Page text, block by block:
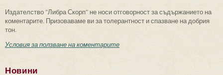
Издателство "Либра Скорп" не носи отговорност за съдържанието на
коментарите. Призоваваме ви за толерантност и спазване на добрия
тон.
Условия за ползване на коментарите
Новини